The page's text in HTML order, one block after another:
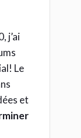
j’ai
Le
et